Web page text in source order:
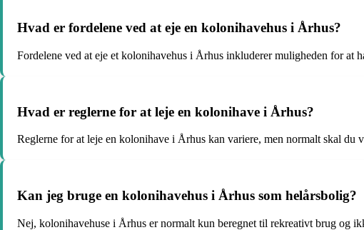
Hvad er fordelene ved at eje en kolonihavehus i Århus?
Fordelene ved at eje et kolonihavehus i Århus inkluderer muligheden for at
Hvad er reglerne for at leje en kolonihave i Århus?
Reglerne for at leje en kolonihave i Århus kan variere, men normalt skal
Kan jeg bruge en kolonihavehus i Århus som helårsbolig?
Nej, kolonihavehuse i Århus er normalt kun beregnet til rekreativt brug og